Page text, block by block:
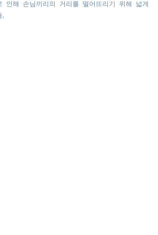
인해 손님끼리의 거리를 떨어뜨리기 위해 넓게
.